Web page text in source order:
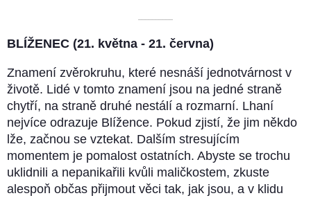
––––––––––
BLÍŽENEC (21. května - 21. června)
Znamení zvěrokruhu, které nesnáší jednotvárnost v
životě. Lidé v tomto znamení jsou na jedné straně
chytří, na straně druhé nestálí a rozmarní. Lhaní
nejvíce odrazuje Blížence. Pokud zjistí, že jim někdo
lže, začnou se vztekat. Dalším stresujícím
momentem je pomalost ostatních. Abyste se trochu
uklidnili a nepanikařili kvůli maličkostem, zkuste
alespoň občas přijmout věci tak, jak jsou, a v klidu